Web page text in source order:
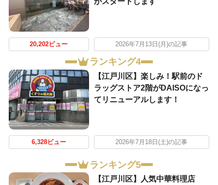
20,202ビュー 2026年7月13日(月)の記事
ランキング4
【江戸川区】楽しみ！駅前のド
ラッグストア2階がDAISOになっ
てリニューアルします！
6,328ビュー 2026年7月18日(土)の記事
ランキング5
【江戸川区】人気中華料理店